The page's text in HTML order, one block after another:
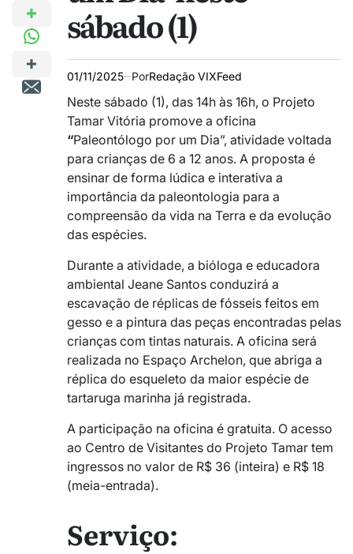
sábado (1)
01/11/2025 PorRedação VIXFeed
Neste sábado (1), das 14h às 16h, o Projeto
Tamar Vitória promove a oficina
“Paleontólogo por um Dia”, atividade voltada
para crianças de 6 a 12 anos. A proposta é
ensinar de forma lúdica e interativa a
importância da paleontologia para a
compreensão da vida na Terra e da evolução
das espécies.
Durante a atividade, a bióloga e educadora
ambiental Jeane Santos conduzirá a
escavação de réplicas de fósseis feitos em
gesso e a pintura das peças encontradas pelas
crianças com tintas naturais. A oficina será
realizada no Espaço Archelon, que abriga a
réplica do esqueleto da maior espécie de
tartaruga marinha já registrada.
A participação na oficina é gratuita. O acesso
ao Centro de Visitantes do Projeto Tamar tem
ingressos no valor de R$ 36 (inteira) e R$ 18
(meia-entrada).
Serviço: